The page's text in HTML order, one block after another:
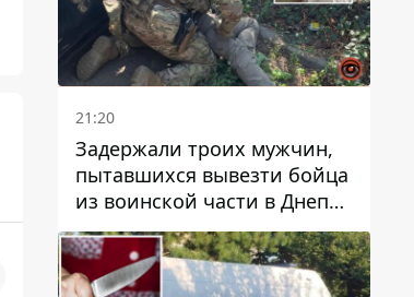
21:20
Задержали троих мужчин,
пытавшихся вывезти бойца
из воинской части в Днепр
за 7 тысяч долларов: среди
них был врач